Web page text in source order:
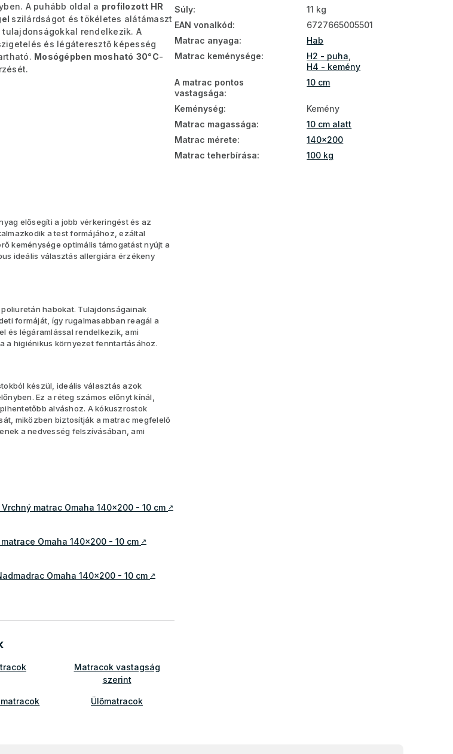
A puhább oldal a profilozott HR
szilárdságot és tökéletes alátámaszt
rendelkezik. A
és légáteresztő képesség
Mosógépben mosható 30°C-
elősegíti a jobb vérkeringést és az
a test formájához, ezáltal
keménysége optimális támogatást nyújt a
ideális választás allergiára érzékeny
habokat. Tulajdonságainak
formáját, így rugalmasabban reagál a
és légáramlással rendelkezik, ami
a higiénikus környezet fenntartásához.
készül, ideális választás azok
Ez a réteg számos előnyt kínál,
alváshoz. A kókuszrostok
miközben biztosítják a matrac megfelelő
a nedvesség felszívásában, ami
matrac Omaha 140x200 - 10 cm ↗
Omaha 140x200 - 10 cm ↗
Omaha 140x200 - 10 cm ↗
Matracok vastagság
szerint
Ülőmatracok
Súly:
11 kg
EAN vonalkód:
6727665005501
Matrac anyaga:
Hab
Matrac keménysége: H2 - puha
H4 - kemény
A matrac pontos
vastagsága:
10 cm
Keménység:
Kemény
Matrac magassága:
10 cm alatt
Matrac mérete:
140x200
Matrac teherbírása: 100 kg